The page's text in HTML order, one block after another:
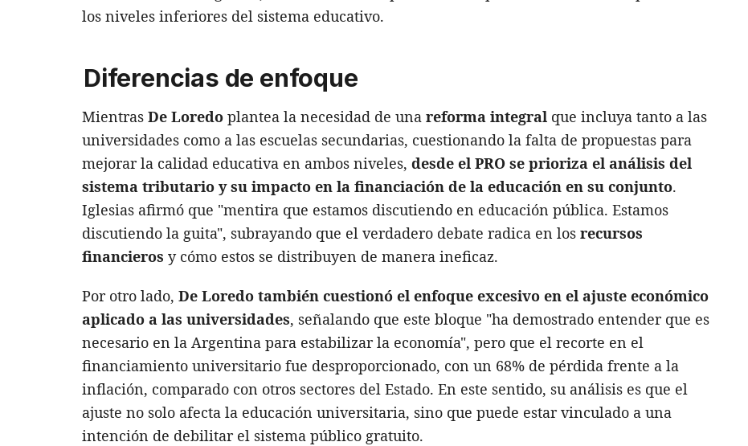
los niveles inferiores del sistema educativo.
Diferencias de enfoque
Mientras De Loredo plantea la necesidad de una reforma integral que incluya tanto a las
universidades como a las escuelas secundarias, cuestionando la falta de propuestas para
mejorar la calidad educativa en ambos niveles, desde el PRO se prioriza el análisis del
sistema tributario y su impacto en la financiación de la educación en su conjunto.
Iglesias afirmó que "mentira que estamos discutiendo en educación pública. Estamos
discutiendo la guita", subrayando que el verdadero debate radica en los recursos
financieros y cómo estos se distribuyen de manera ineficaz.
Por otro lado, De Loredo también cuestionó el enfoque excesivo en el ajuste económico
aplicado a las universidades, señalando que este bloque "ha demostrado entender que es
necesario en la Argentina para estabilizar la economía", pero que el recorte en el
financiamiento universitario fue desproporcionado, con un 68% de pérdida frente a la
inflación, comparado con otros sectores del Estado. En este sentido, su análisis es que el
ajuste no solo afecta la educación universitaria, sino que puede estar vinculado a una
intención de debilitar el sistema público gratuito.